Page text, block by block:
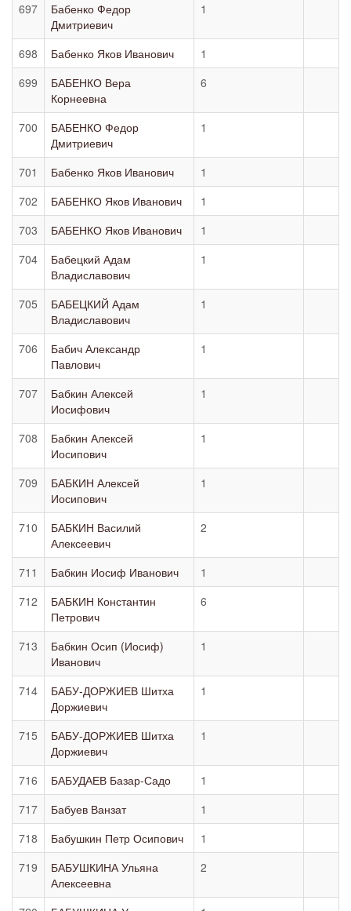
697
Бабенко Федор
Дмитриевич
1
698 Бабенко Яков Иванович
1
699
БАБЕНКО Вера
Корнеевна
6
700
БАБЕНКО Федор
Дмитриевич
1
701 Бабенко Яков Иванович
1
702
БАБЕНКО Яков Иванович
1
703
БАБЕНКО Яков Иванович
1
704
Бабецкий Адам
Владиславович
1
705
БАБЕЦКИЙ Адам
Владиславович
1
706
Бабич Александр
Павлович
1
707
Бабкин Алексей
Иосифович
1
708
Бабкин Алексей
Иосипович
1
709
БАБКИН Алексей
Иосипович
1
710
БАБКИН Василий
Алексеевич
2
711 Бабкин Иосиф Иванович
1
712
БАБКИН Константин
Петрович
6
713
Бабкин Осип (Иосиф)
Иванович
1
714
БАБУ-ДОРЖИЕВ Шитха
Доржиевич
1
715
БАБУ-ДОРЖИЕВ Шитха
Доржиевич
1
716 БАБУДАЕВ Базар-Садо
1
717
Бабуев Ванзат
1
718
Бабушкин Петр Осипович
1
719
БАБУШКИНА Ульяна
Алексеевна
2